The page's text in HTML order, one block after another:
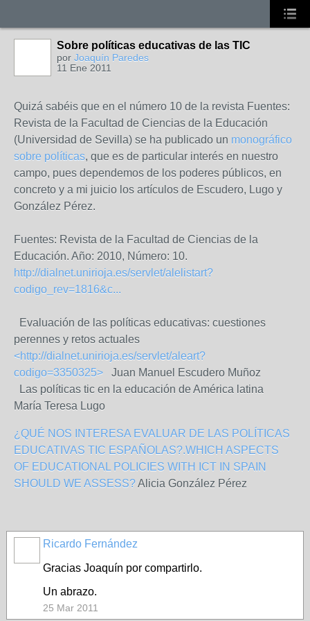
Sobre políticas educativas de las TIC
por Joaquín Paredes
11 Ene 2011
Quizá sabéis que en el número 10 de la revista Fuentes:
Revista de la Facultad de Ciencias de la Educación
(Universidad de Sevilla) se ha publicado un monográfico
sobre políticas, que es de particular interés en nuestro
campo, pues dependemos de los poderes públicos, en
concreto y a mi juicio los artículos de Escudero, Lugo y
González Pérez.
Fuentes: Revista de la Facultad de Ciencias de la
Educación. Año: 2010, Número: 10.
http://dialnet.unirioja.es/servlet/alelistart?
codigo_rev=1816&c...
Evaluación de las políticas educativas: cuestiones
perennes y retos actuales
<http://dialnet.unirioja.es/servlet/aleart?
codigo=3350325> Juan Manuel Escudero Muñoz
Las políticas tic en la educación de América latina
María Teresa Lugo
¿QUÉ NOS INTERESA EVALUAR DE LAS POLÍTICAS
EDUCATIVAS TIC ESPAÑOLAS?.WHICH ASPECTS
OF EDUCATIONAL POLICIES WITH ICT IN SPAIN
SHOULD WE ASSESS?Alicia González Pérez
Ricardo Fernández
Gracias Joaquín por compartirlo.
Un abrazo.
25 Mar 2011